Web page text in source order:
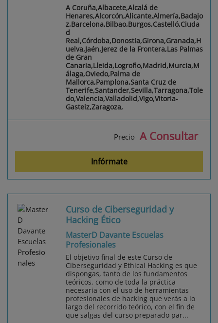
A Coruña,Albacete,Alcalá de
Henares,Alcorcón,Alicante,Almería,Badajo
z,Barcelona,Bilbao,Burgos,Castelló,Ciuda
d
Real,Córdoba,Donostia,Girona,Granada,H
uelva,Jaén,Jerez de la Frontera,Las Palmas
de Gran
Canaria,Lleida,Logroño,Madrid,Murcia,M
álaga,Oviedo,Palma de
Mallorca,Pamplona,Santa Cruz de
Tenerife,Santander,Sevilla,Tarragona,Tole
do,Valencia,Valladolid,Vigo,Vitoria-
Gasteiz,Zaragoza,
Precio A Consultar
Infórmate
Curso de Ciberseguridad y
Hacking Ético
MasterD Davante Escuelas
Profesionales
El objetivo final de este Curso de
Ciberseguridad y Ethical Hacking es que
dispongas, tanto de los fundamentos
teóricos, como de toda la práctica
necesaria con el uso de herramientas
profesionales de hacking que verás a lo
largo del recorrido teórico, con el fin de
que salgas del curso preparado par...